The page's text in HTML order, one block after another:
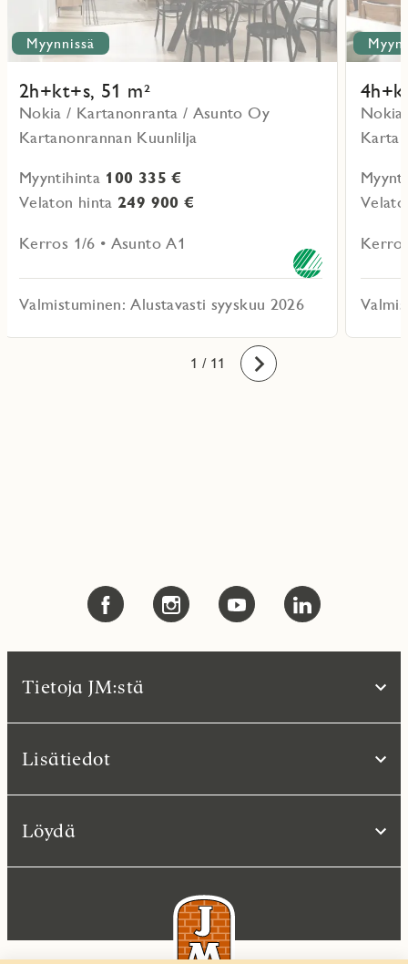
Myynnissä
2h+kt+s, 51 m²
Nokia / Kartanonranta / Asunto Oy
Kartanonrannan Kuunlilja
Myyntihinta 100 335 €
Velaton hinta 249 900 €
Kerros 1/6 • Asunto A1
Valmistuminen: Alustavasti syyskuu 2026
Nokia
1
2
3
4
5
6
7
8
9
10
11 / 11 Eteenpäin
Tietoja JM:stä
Lisätiedot
Löydä